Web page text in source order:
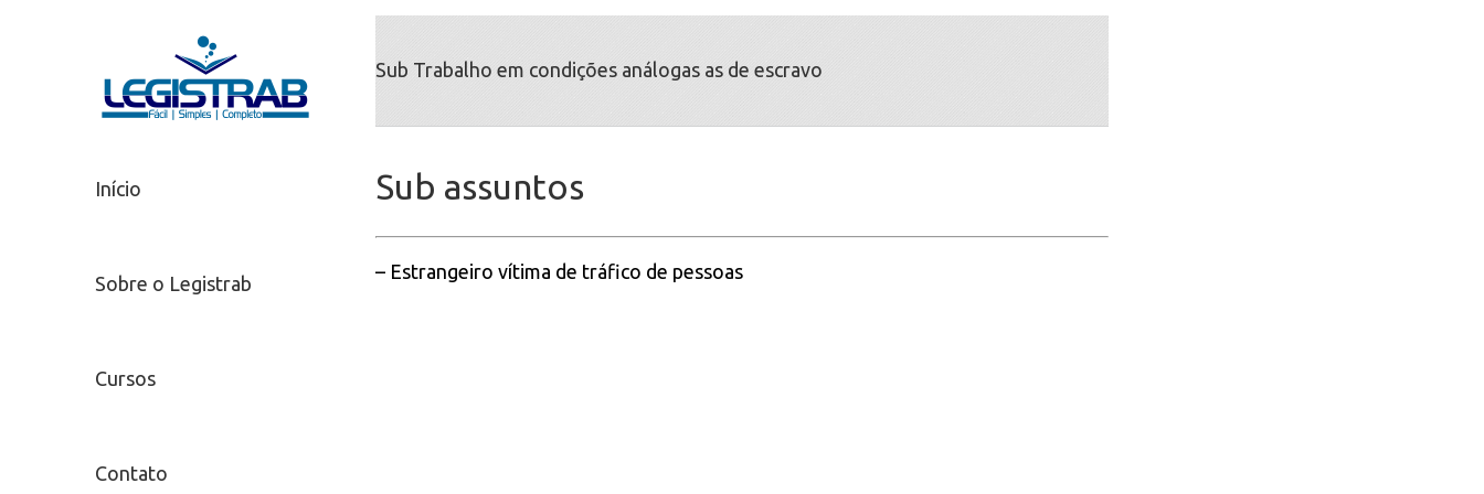
Início
Sobre o Legistrab
Cursos
Contato
Sub Trabalho em condições análogas as de escravo
Sub assuntos
– Estrangeiro vítima de tráfico de pessoas